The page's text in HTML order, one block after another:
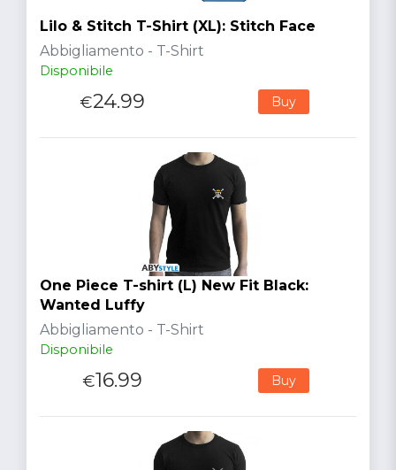
Lilo & Stitch T-Shirt (XL): Stitch Face
Abbigliamento - T-Shirt
Disponibile
€24.99 Buy
One Piece T-shirt (L) New Fit Black:
Wanted Luffy
Abbigliamento - T-Shirt
Disponibile
€16.99 Buy